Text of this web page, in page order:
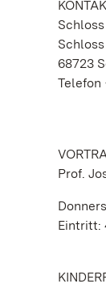
68723
Telefon
Prof.
Eintritt: